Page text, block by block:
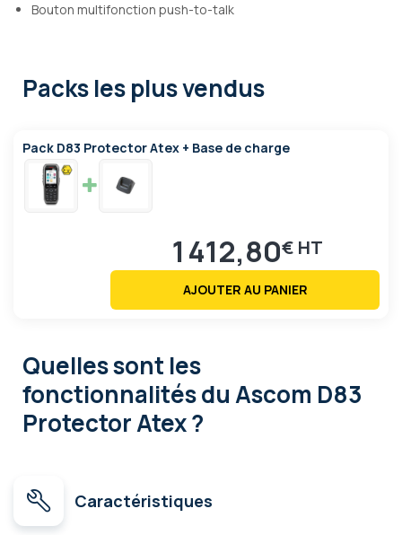
Bouton multifonction push-to-talk
Packs les plus vendus
Pack D83 Protector Atex + Base de charge
1 412,80€
AJOUTER AU PANIER
Quelles sont les
fonctionnalitésdu Ascom D83
Protector Atex ?
Caractéristiques